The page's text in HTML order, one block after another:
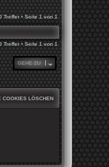
Treffer • Seite1von1
Treffer • Seite1von1
GEHE ZU
COOKIES LÖSCHEN